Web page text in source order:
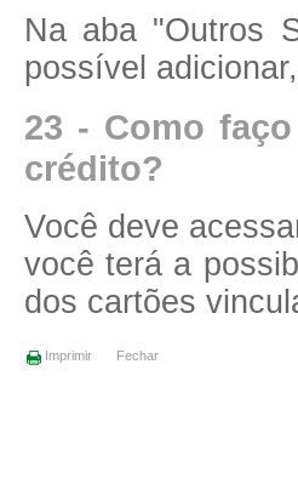
Na aba "Outros
possível
23 - Como
crédito?
Você deve
você terá a
dos cartões
Imprimir Fechar